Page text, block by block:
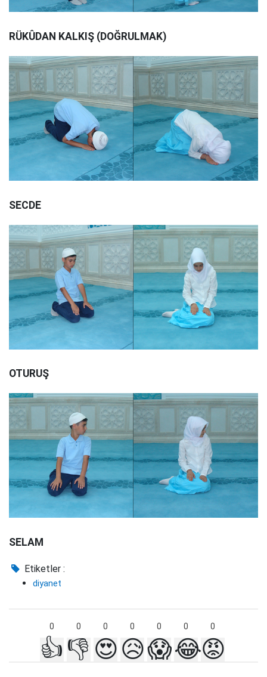
RÜKÛDAN KALKIŞ (DOĞRULMAK)
SECDE
OTURUŞ
SELAM
Etiketler :
diyanet
0 0 0 0 0 0 0
👍 👎 😍😥😱😂😡